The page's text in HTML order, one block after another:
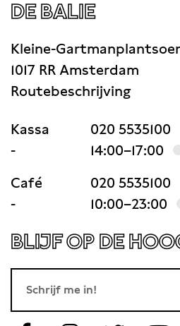
DE BALIE
Kleine-
1017 RR Amsterdam
Routebeschrijving
Kassa
020 5535100
-
14:00–17:00
Café
020 5535100
-
10:00–23:00
BLIJF OP DE